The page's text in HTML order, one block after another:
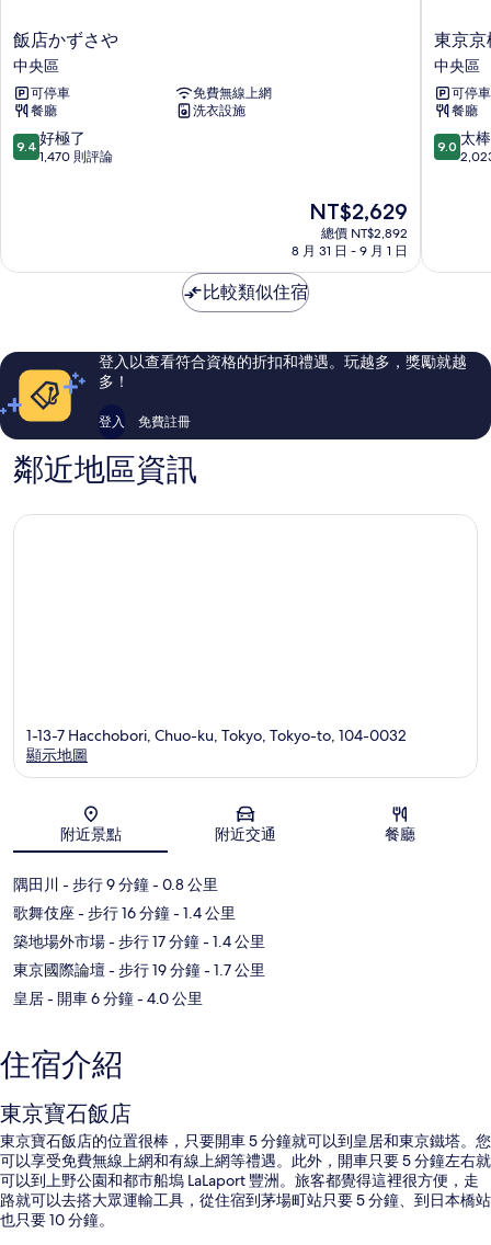
飯
店
か
ず
さ
や
中
飯店かずさや
中央區
可停車
免費無線上網
餐廳
洗衣設施
9.4
分，
極
評
論
9.4 好極了
1,470 則評論
現
在
價
為
NT$2,629
總價 NT$2,892
8 月 31 日 - 9 月 1 日
東
京
京
橋
穎
特
飯
東京京
中央區
可停車
餐廳
9.0
分，
棒
評
論
9.0 太
比較類似住宿
登入以查看符合資格的折扣和禮遇。玩越多，獎勵就越
多！
登入 免費註冊
鄰近地區資訊
地圖
1-13-7 Hacchobori, Chuo-ku, Tokyo, Tokyo-to, 104-0032
顯示地圖
附近景點 附近交通 餐廳
隅田川 - 步行 9 分鐘- 0.8 公里
歌舞伎座 - 步行 16 分鐘- 1.4 公里
築地場外市場- 步行 17 分鐘- 1.4 公里
東京國際論壇 - 步行 19 分鐘- 1.7 公里
皇居- 開車 6 分鐘- 4.0 公里
住宿介紹
東京寶石飯店
東京寶石飯店的位置很棒，只要開車 5 分鐘就可以到皇居和東京鐵塔。您
可以享受免費無線上網和有線上網等禮遇。此外，開車只要 5 分鐘左右就
可以到上野公園和都市船塢 LaLaport 豐洲。旅客都覺得這裡很方便，走
路就可以去搭大眾運輸工具，從住宿到茅場町站只要 5 分鐘、到日本橋站
也只要 10 分鐘。